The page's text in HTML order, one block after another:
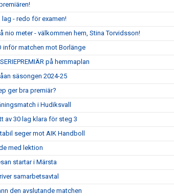
- redo för examen!
nio meter - välkommen hem, Stina Torvidsson!
inför matchen mot Borlänge
på hemmaplan
säsongen 2024-25
ger bra premiär?
i Hudiksvall
av 30 lag klara för steg 3
seger mot AIK Handboll
med lektion
startar i Märsta
samarbetsavtal
den avslutande matchen